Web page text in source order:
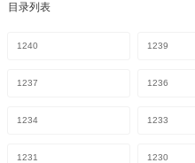
目录列表
1240 1239
1237 1236
1234 1233
1231 1230